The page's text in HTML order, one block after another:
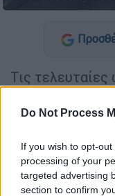
Do Not Process
If you wish to opt-
processing of your
targeted advertising
section to confirm
Τις τελευταίες
συναυλία στην
ξεναγήθηκε
μοιράστηκε με
μερικά βίντεο.